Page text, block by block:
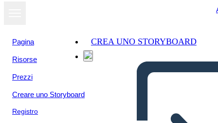
Pagina
Risorse
Prezzi
Creare uno Storyboard
Registro
CREA UNO STORYBOARD